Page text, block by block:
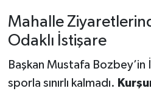
Mahalle
Odaklı İstişare
Başkan Mustafa
sporla sınırlı kalmadı.